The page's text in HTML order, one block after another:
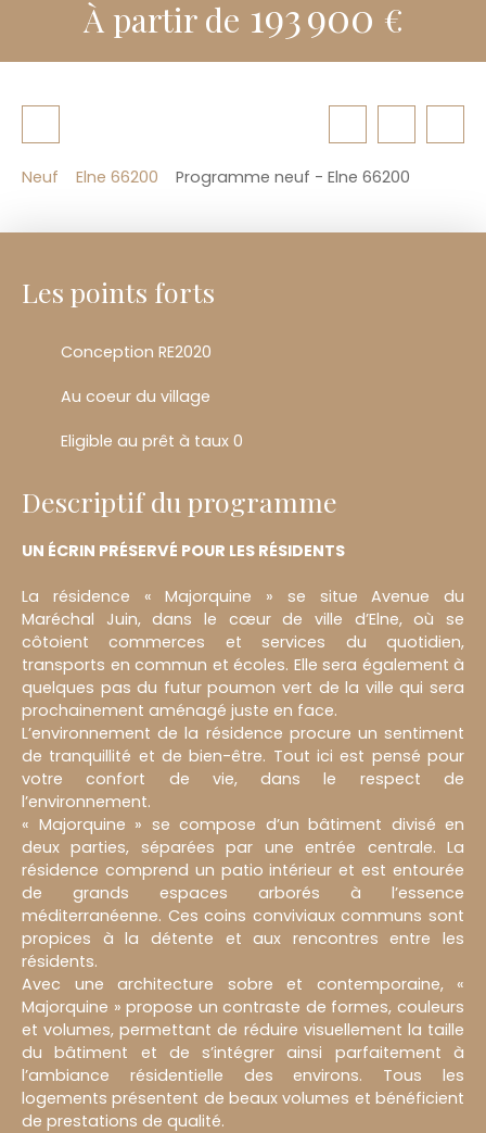
À partir de 193 900 €
Neuf Elne 66200 Programme neuf - Elne 66200
Les points forts
Conception RE2020
Au coeur du village
Eligible au prêt à taux 0
Descriptif du programme
UN ÉCRIN PRÉSERVÉ POUR LES RÉSIDENTS
La résidence « Majorquine » se situe Avenue du
Maréchal Juin, dans le cœur de ville d’Elne, où se
côtoient commerces et services du quotidien,
transports en commun et écoles. Elle sera également à
quelques pas du futur poumon vert de la ville qui sera
prochainement aménagé juste en face.
L’environnement de la résidence procure un sentiment
de tranquillité et de bien-être. Tout ici est pensé pour
votre confort de vie, dans le respect de
l’environnement.
« Majorquine » se compose d’un bâtiment divisé en
deux parties, séparées par une entrée centrale. La
résidence comprend un patio intérieur et est entourée
de grands espaces arborés à l’essence
méditerranéenne. Ces coins conviviaux communs sont
propices à la détente et aux rencontres entre les
résidents.
Avec une architecture sobre et contemporaine, «
Majorquine » propose un contraste de formes, couleurs
et volumes, permettant de réduire visuellement la taille
du bâtiment et de s’intégrer ainsi parfaitement à
l’ambiance résidentielle des environs. Tous les
logements présentent de beaux volumes et bénéficient
de prestations de qualité.